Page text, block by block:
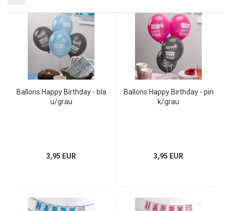
Ballons Happy Birthday - bla
u/grau
3,95 EUR
Ballons Happy Birthday - pin
k/grau
3,95 EUR